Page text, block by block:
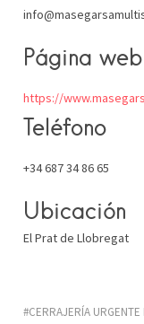
Página web
https://
Teléfono
+34 687 34 86 65
Ubicación
El Prat de Llobregat
CERRAJERÍA URGENTE